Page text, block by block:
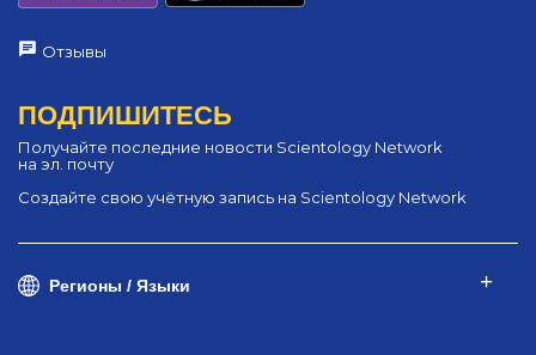
Отзывы
ПОДПИШИТЕСЬ
Получайте последние новости Scientology Network
на эл. почту
Создайте свою учётную запись на Scientology Network
Регионы / Языки